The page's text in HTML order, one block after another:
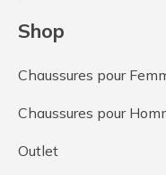
Shop
Chaussures pour
Chaussures pour
Outlet